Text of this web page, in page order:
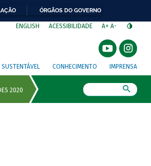
ÓRGÃOS DO GOVERNO
ENGLISH ACESSIBILIDADE A+ A-
CONHECIMENTO IMPRENSA